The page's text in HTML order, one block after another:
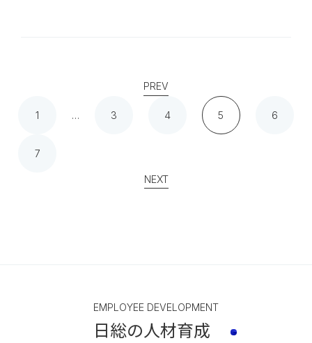
PREV
1 … 3 4 5 6
7
NEXT
EMPLOYEE DEVELOPMENT
日総の人材育成